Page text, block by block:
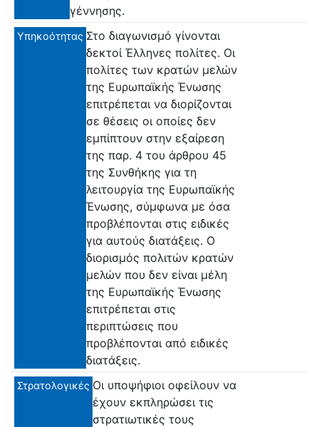
γέννησης.
Υπηκοότητας Στο διαγωνισμό γίνονται
δεκτοί Έλληνες πολίτες. Οι
πολίτες των κρατών μελών
της Ευρωπαϊκής Ένωσης
επιτρέπεται να διορίζονται
σε θέσεις οι οποίες δεν
εμπίπτουν στην εξαίρεση
της παρ. 4 του άρθρου 45
της Συνθήκης για τη
λειτουργία της Ευρωπαϊκής
Ένωσης, σύμφωνα με όσα
προβλέπονται στις ειδικές
για αυτούς διατάξεις. Ο
διορισμός πολιτών κρατών
μελών που δεν είναι μέλη
της Ευρωπαϊκής Ένωσης
επιτρέπεται στις
περιπτώσεις που
προβλέπονται από ειδικές
διατάξεις.
Στρατολογικές Οι υποψήφιοι οφείλουν να
έχουν εκπληρώσει τις
στρατιωτικές τους